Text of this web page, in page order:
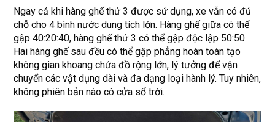
Ngay cả khi hàng ghế thứ 3 được sử dụng, xe vẫn có đủ
chỗ cho 4 bình nước dung tích lớn. Hàng ghế giữa có thể
gập 40:20:40, hàng ghế thứ 3 có thể gập độc lập 50:50.
Hai hàng ghế sau đều có thể gập phẳng hoàn toàn tạo
không gian khoang chứa đồ rộng lớn, lý tưởng để vận
chuyển các vật dụng dài và đa dạng loại hành lý. Tuy nhiên,
không phiên bản nào có cửa sổ trời.